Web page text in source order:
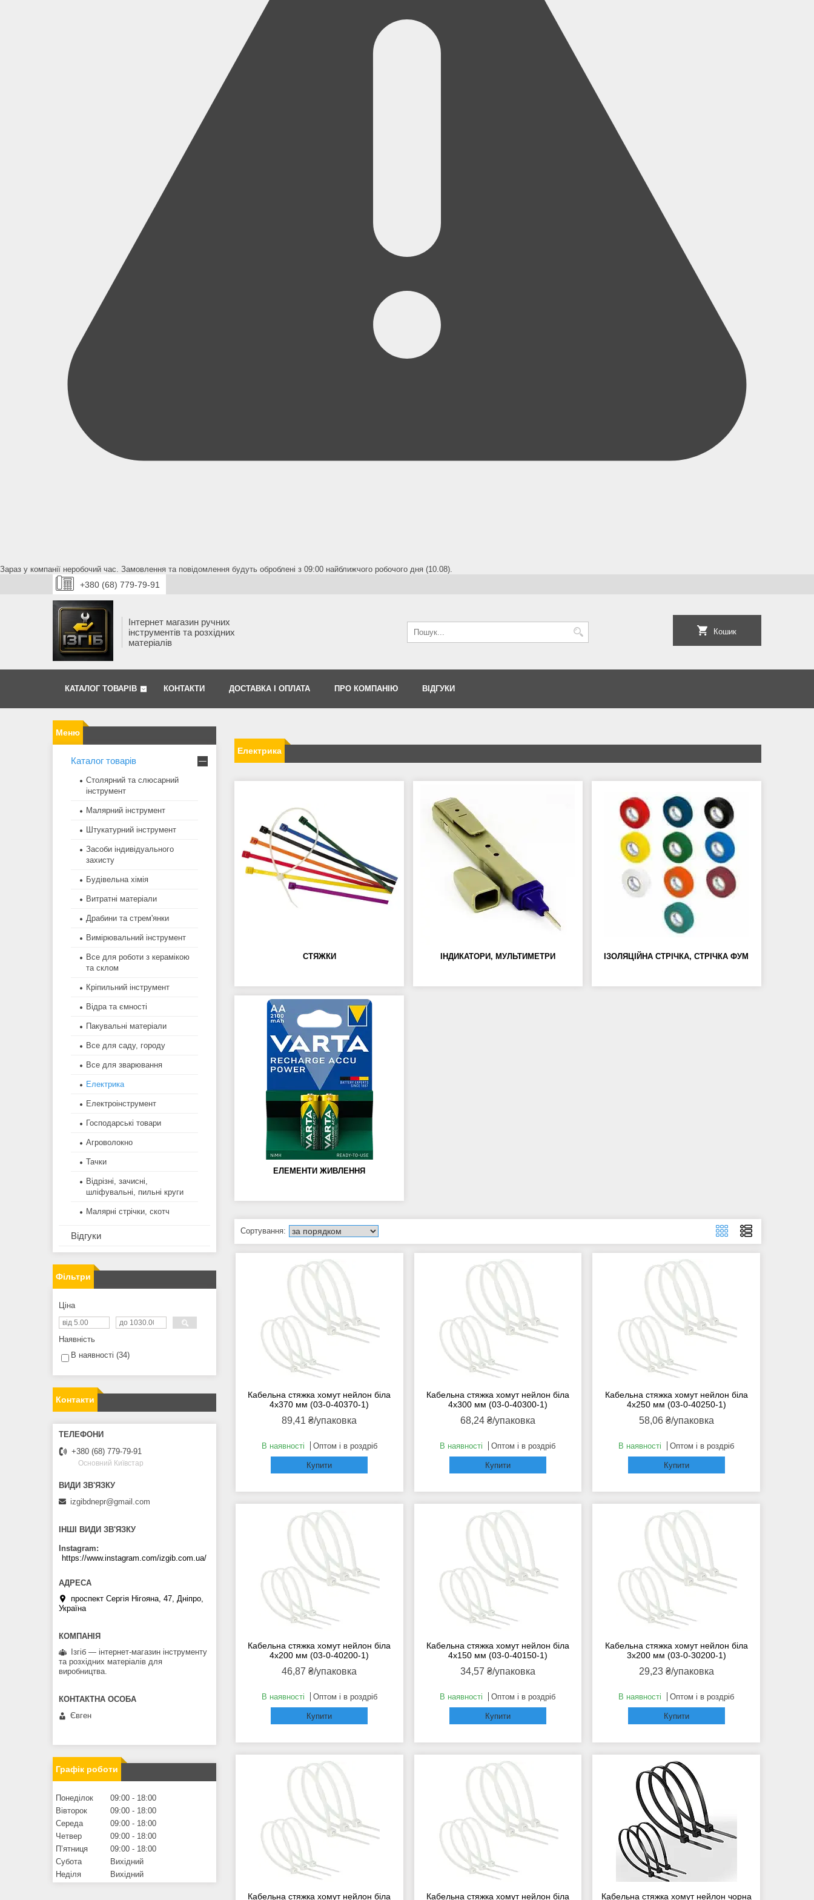
Зараз у компанії неробочий час. Замовлення та повідомлення будуть оброблені з 09:00 найближчого робочого дня (10.08).
+380 (68) 779-79-91
Інтернет магазин ручних
інструментів та розхідних
матеріалів
Кошик
КАТАЛОГ ТОВАРІВ КОНТАКТИ ДОСТАВКА І ОПЛАТА ПРО КОМПАНІЮ ВІДГУКИ
Електрика
СТЯЖКИ ІНДИКАТОРИ, МУЛЬТИМЕТРИ ІЗОЛЯЦІЙНА СТРІЧКА, СТРІЧКА ФУМ
ЕЛЕМЕНТИ ЖИВЛЕННЯ
Кабельна стяжка хомут нейлон біла
4x370 мм (03-0-40370-1)
89,41 ₴/упаковка
В наявності Оптом і в роздріб
Купити
Кабельна стяжка хомут нейлон біла
4x300 мм (03-0-40300-1)
68,24 ₴/упаковка
В наявності Оптом і в роздріб
Купити
Кабельна стяжка хомут нейлон біла
4x250 мм (03-0-40250-1)
58,06 ₴/упаковка
В наявності Оптом і в роздріб
Купити
Кабельна стяжка хомут нейлон біла
4x200 мм (03-0-40200-1)
46,87 ₴/упаковка
В наявності Оптом і в роздріб
Купити
Кабельна стяжка хомут нейлон біла
4x150 мм (03-0-40150-1)
34,57 ₴/упаковка
В наявності Оптом і в роздріб
Купити
Кабельна стяжка хомут нейлон біла
3x200 мм (03-0-30200-1)
29,23 ₴/упаковка
В наявності Оптом і в роздріб
Купити
Кабельна стяжка хомут нейлон біла Кабельна стяжка хомут нейлон біла Кабельна стяжка хомут нейлон чорна
Каталог товарів
Столярний та слюсарний
інструмент
Малярний інструмент
Штукатурний інструмент
Засоби індивідуального
захисту
Будівельна хімія
Витратні матеріали
Драбини та стрем'янки
Вимірювальний інструмент
Все для роботи з керамікою
та склом
Кріпильний інструмент
Відра та ємності
Пакувальні матеріали
Все для саду, городу
Все для зварювання
Електрика
Електроінструмент
Господарські товари
Агроволокно
Тачки
Відрізні, зачисні,
шліфувальні, пильні круги
Малярні стрічки, скотч
Відгуки
Фільтри
Ціна
Наявність
В наявності 34
Контакти
+380 (68) 779-79-91
Основний Київстар
izgibdnepr@gmail.com
ІНШІ ВИДИ ЗВ'ЯЗКУ
Instagram
https://www.instagram.com/izgib.com.ua/
проспект Сергія Нігояна, 47, Дніпро,
Україна
Ізгіб — інтернет-магазин інструменту
та розхідних матеріалів для
виробництва.
Євген
Графік роботи
Понеділок 09:00
18:00
Вівторок
09:00
18:00
Середа
09:00
18:00
Четвер
09:00
18:00
Пʼятниця
09:00
18:00
Субота
Вихідний
Неділя
Вихідний